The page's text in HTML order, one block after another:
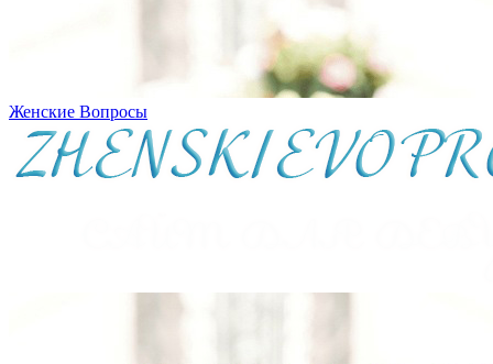
Женские Вопросы